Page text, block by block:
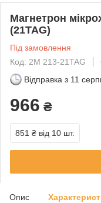
Магнетрон
(21TAG)
Під замовлення
Код: 2M 213-21TAG
Відправка з 11
966 ₴
851 ₴ від 10 шт.
Опис